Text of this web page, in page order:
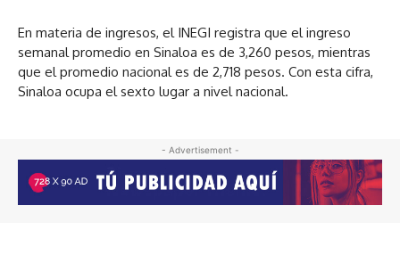
En materia de ingresos, el INEGI registra que el ingreso
semanal promedio en Sinaloa es de 3,260 pesos, mientras
que el promedio nacional es de 2,718 pesos. Con esta cifra,
Sinaloa ocupa el sexto lugar a nivel nacional.
- Advertisement -